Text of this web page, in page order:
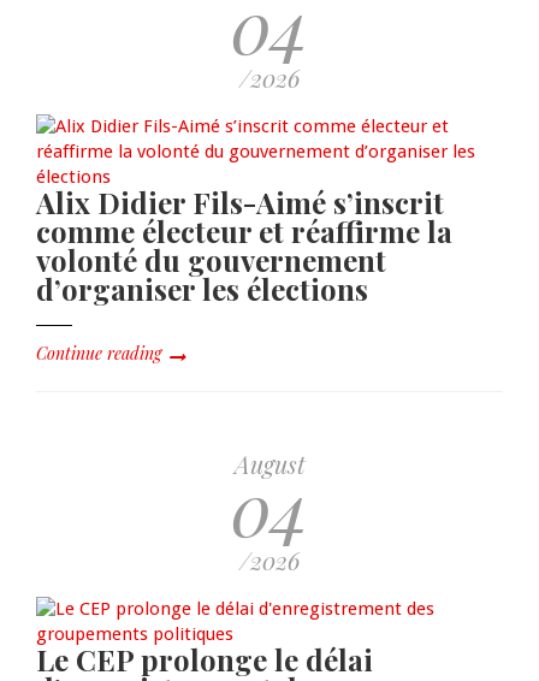
04
/2026
Alix Didier Fils-Aimé s’inscrit
comme électeur et réaffirme la
volonté du gouvernement
d’organiser les élections
Continue reading
August
04
/2026
Le CEP prolonge le délai